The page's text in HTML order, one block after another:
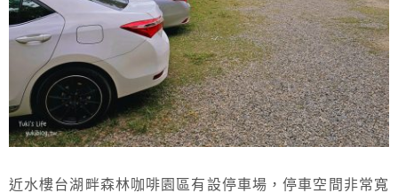
近水樓台湖畔森林咖啡園區有設停車場，停車空間非常寬